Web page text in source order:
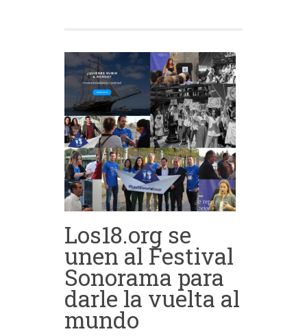
Los18.org se
unen al Festival
Sonorama para
darle la vuelta al
mundo